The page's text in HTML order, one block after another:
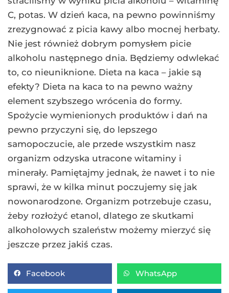
C, potas. W dzień kaca, na pewno powinniśmy
zrezygnować z picia kawy albo mocnej herbaty.
Nie jest również dobrym pomysłem picie
alkoholu następnego dnia. Będziemy odwlekać
to, co nieuniknione. Dieta na kaca – jakie są
efekty? Dieta na kaca to na pewno ważny
element szybszego wrócenia do formy.
Spożycie wymienionych produktów i dań na
pewno przyczyni się, do lepszego
samopoczucie, ale przede wszystkim nasz
organizm odzyska utracone witaminy i
minerały. Pamiętajmy jednak, że nawet i to nie
sprawi, że w kilka minut poczujemy się jak
nowonarodzone. Organizm potrzebuje czasu,
żeby rozłożyć etanol, dlatego ze skutkami
alkoholowych szaleństw możemy mierzyć się
jeszcze przez jakiś czas.
Facebook WhatsApp